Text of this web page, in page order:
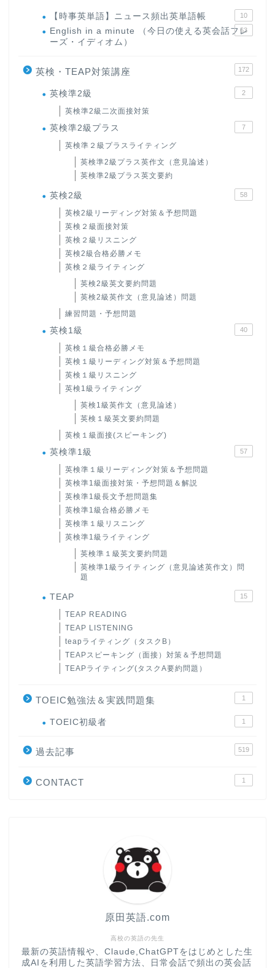
【時事英単語】ニュース頻出英単語帳 10
English in a minute （今日の使える英会話フレ
ーズ・イディオム）
63
英検・TEAP対策講座 172
英検準2級 2
英検準2級二次面接対策
英検準2級プラス 7
英検準２級プラスライティング
英検準2級プラス英作文（意見論述）
英検準2級プラス英文要約
英検2級 58
英検2級リーディング対策＆予想問題
英検２級面接対策
英検２級リスニング
英検2級合格必勝メモ
英検２級ライティング
英検2級英文要約問題
英検2級英作文（意見論述）問題
練習問題・予想問題
英検1級 40
英検１級合格必勝メモ
英検１級リーディング対策＆予想問題
英検１級リスニング
英検1級ライティング
英検1級英作文（意見論述）
英検１級英文要約問題
英検１級面接(スピーキング)
英検準1級 57
英検準１級リーディング対策＆予想問題
英検準1級面接対策・予想問題＆解説
英検準1級長文予想問題集
英検準1級合格必勝メモ
英検準１級リスニング
英検準1級ライティング
英検準１級英文要約問題
英検準1級ライティング（意見論述英作文）問
題
TEAP 15
TEAP READING
TEAP LISTENING
teapライティング（タスクB）
TEAPスピーキング（面接）対策＆予想問題
TEAPライティング(タスクA要約問題）
TOEIC勉強法＆実践問題集 1
TOEIC初級者 1
過去記事 519
CONTACT 1
高校の英語の先生
原田英語.com
最新の英語情報や、Claude,ChatGPTをはじめとした生
成AIを利用した英語学習方法、日常会話で頻出の英会話
大学入試英語対策講座
英語名言・格言・カッコい
い英語＆素敵な英文フレー